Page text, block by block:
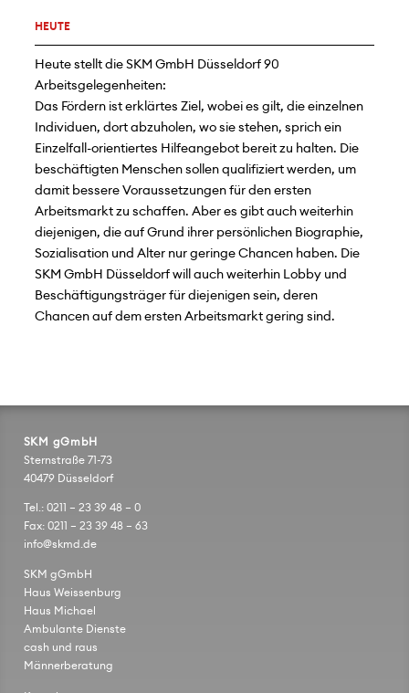
HEUTE
Heute stellt die SKM GmbH Düsseldorf 90
Arbeitsgelegenheiten:
Das Fördern ist erklärtes Ziel, wobei es gilt, die einzelnen
Individuen, dort abzuholen, wo sie stehen, sprich ein
Einzelfall-orientiertes Hilfeangebot bereit zu halten. Die
beschäftigten Menschen sollen qualifiziert werden, um
damit bessere Voraussetzungen für den ersten
Arbeitsmarkt zu schaffen. Aber es gibt auch weiterhin
diejenigen, die auf Grund ihrer persönlichen Biographie,
Sozialisation und Alter nur geringe Chancen haben. Die
SKM GmbH Düsseldorf will auch weiterhin Lobby und
Beschäftigungsträger für diejenigen sein, deren
Chancen auf dem ersten Arbeitsmarkt gering sind.
SKM gGmbH
Sternstraße 71-73
40479 Düsseldorf
Tel.: 0211 – 23 39 48 – 0
Fax: 0211 – 23 39 48 – 63
info@skmd.de
SKM gGmbH
Haus Weissenburg
Haus Michael
Ambulante Dienste
cash und raus
Männerberatung